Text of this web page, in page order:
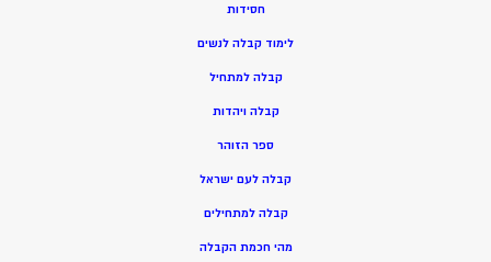
חסידות
לימוד קבלה לנשים
קבלה למתחיל
קבלה ויהדות
ספר הזוהר
קבלה לעם ישראל
קבלה למתחילים
מהי חכמת הקבלה